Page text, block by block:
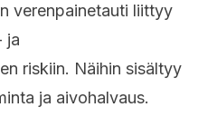
verenpainetauti liittyy
ja
riskiin. Näihin sisältyy
ja aivohalvaus.